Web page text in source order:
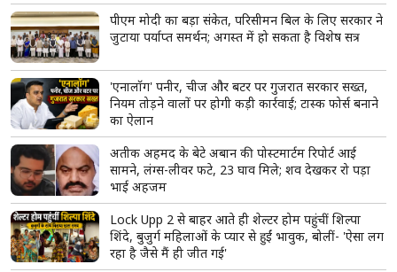
पीएम मोदी का बड़ा संकेत, परिसीमन बिल के लिए सरकार ने
जुटाया पर्याप्त समर्थन; अगस्त में हो सकता है विशेष सत्र
'एनालॉग' पनीर, चीज और बटर पर गुजरात सरकार सख्त,
नियम तोड़ने वालों पर होगी कड़ी कार्रवाई; टास्क फोर्स बनाने
का ऐलान
अतीक अहमद के बेटे अबान की पोस्टमार्टम रिपोर्ट आई
सामने, लंग्स-लीवर फटे, 23 घाव मिले; शव देखकर रो पड़ा
भाई अहजम
Lock Upp 2 से बाहर आते ही शेल्टर होम पहुंचीं शिल्पा
शिंदे, बुजुर्ग महिलाओं के प्यार से हुईं भावुक, बोलीं- 'ऐसा लग
रहा है जैसे मैं ही जीत गई'